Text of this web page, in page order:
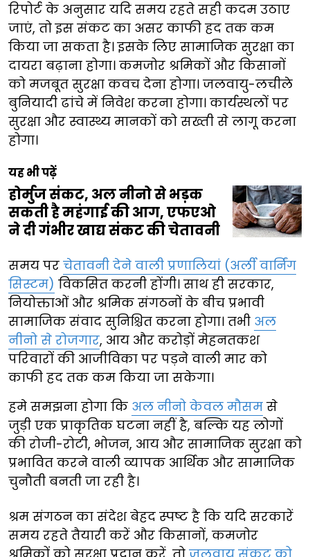
रिपोर्ट के अनुसार यदि समय रहते सही कदम उठाए
जाएं, तो इस संकट का असर काफी हद तक कम
किया जा सकता है। इसके लिए सामाजिक सुरक्षा का
दायरा बढ़ाना होगा। कमजोर श्रमिकों और किसानों
को मजबूत सुरक्षा कवच देना होगा। जलवायु-लचीले
बुनियादी ढांचे में निवेश करना होगा। कार्यस्थलों पर
सुरक्षा और स्वास्थ्य मानकों को सख्ती से लागू करना
होगा।
यह भी पढ़ें
होर्मुज संकट, अल नीनो से भड़क
सकती है महंगाई की आग, एफएओ
ने दी गंभीर खाद्य संकट की चेतावनी
समय पर चेतावनी देने वाली प्रणालियां (अर्ली वार्निंग
सिस्टम) विकसित करनी होंगी। साथ ही सरकार,
नियोक्ताओं और श्रमिक संगठनों के बीच प्रभावी
सामाजिक संवाद सुनिश्चित करना होगा। तभी अल
नीनो से रोजगार, आय और करोड़ों मेहनतकश
परिवारों की आजीविका पर पड़ने वाली मार को
काफी हद तक कम किया जा सकेगा।
हमे समझना होगा कि अल नीनो केवल मौसम से
जुड़ी एक प्राकृतिक घटना नहीं है, बल्कि यह लोगों
की रोजी-रोटी, भोजन, आय और सामाजिक सुरक्षा को
प्रभावित करने वाली व्यापक आर्थिक और सामाजिक
चुनौती बनती जा रही है।
श्रम संगठन का संदेश बेहद स्पष्ट है कि यदि सरकारें
समय रहते तैयारी करें और किसानों, कमजोर